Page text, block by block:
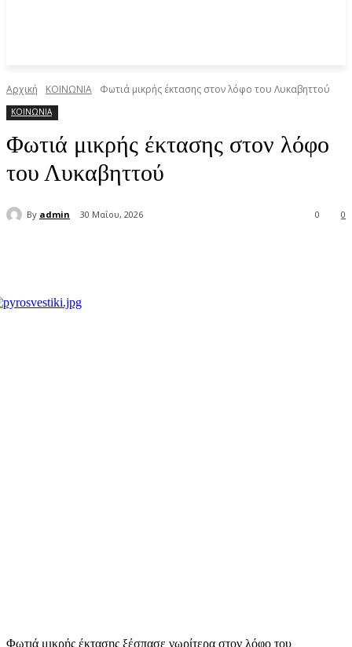
Αρχική ΚΟΙΝΩΝΙΑ Φωτιά μικρής έκτασης στον λόφο του Λυκαβηττού
ΚΟΙΝΩΝΙΑ
Φωτιά μικρής έκτασης στον λόφο
του Λυκαβηττού
By admin 30 Μαΐου, 2026 0
0
Φωτιά μικρής έκτασης ξέσπασε νωρίτερα στον λόφο του